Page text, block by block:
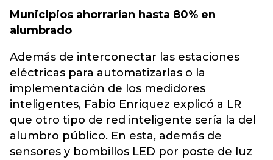
Municipios ahorrarían hasta 80% en
alumbrado
Además de interconectar las estaciones
eléctricas para automatizarlas o la
implementación de los medidores
inteligentes, Fabio Enriquez explicó a LR
que otro tipo de red inteligente sería la del
alumbro público. En esta, además de
sensores y bombillos LED por poste de luz